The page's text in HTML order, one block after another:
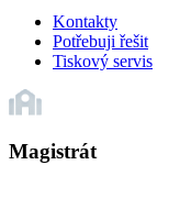
Kontakty
Potřebuji řešit
Tiskový servis
Magistrát